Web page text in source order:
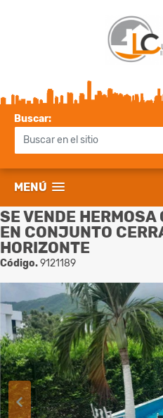
Buscar:
MENÚ
SE VENDE
EN CONJUNTO
HORIZONTE
Código.9121189